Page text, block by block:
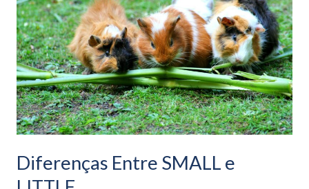
Diferenças Entre SMALL e
e
LITTLE.